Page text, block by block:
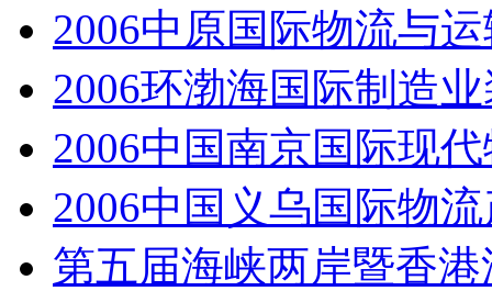
2006中原国际物流与
2006环渤海国际制造
2006中国南京国际现
2006中国义乌国际物
第五届海峡两岸暨香